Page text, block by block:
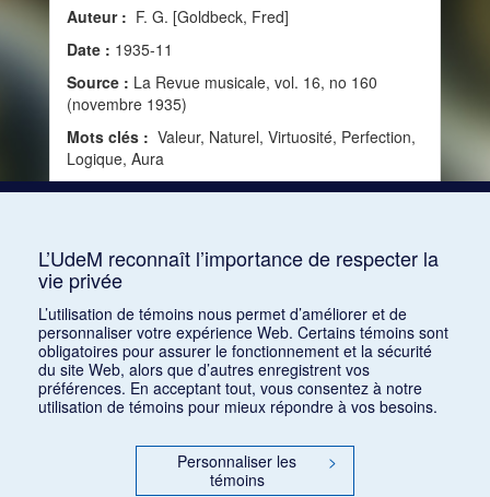
Auteur : F. G. [Goldbeck, Fred]­
Date : 1935-11
Source : La Revue musicale, vol. 16, no 160
(novembre 1935)
Mots clés : Valeur, Naturel, Virtuosité, Perfection,
Logique, Aura
1 2
L’UdeM reconnaît l’importance de respecter la
vie privée
L’utilisation de témoins nous permet d’améliorer et de
personnaliser votre expérience Web. Certains témoins sont
obligatoires pour assurer le fonctionnement et la sécurité
du site Web, alors que d’autres enregistrent vos
préférences. En acceptant tout, vous consentez à notre
utilisation de témoins pour mieux répondre à vos besoins.
Personnaliser les
témoins
>